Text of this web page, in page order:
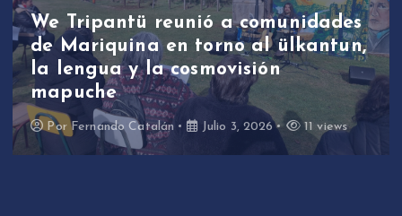
We Tripantü reunió a comunidades
de Mariquina en torno al ülkantun,
la lengua y la cosmovisión
mapuche
PorFernando Catalán Julio 3, 2026 11 views